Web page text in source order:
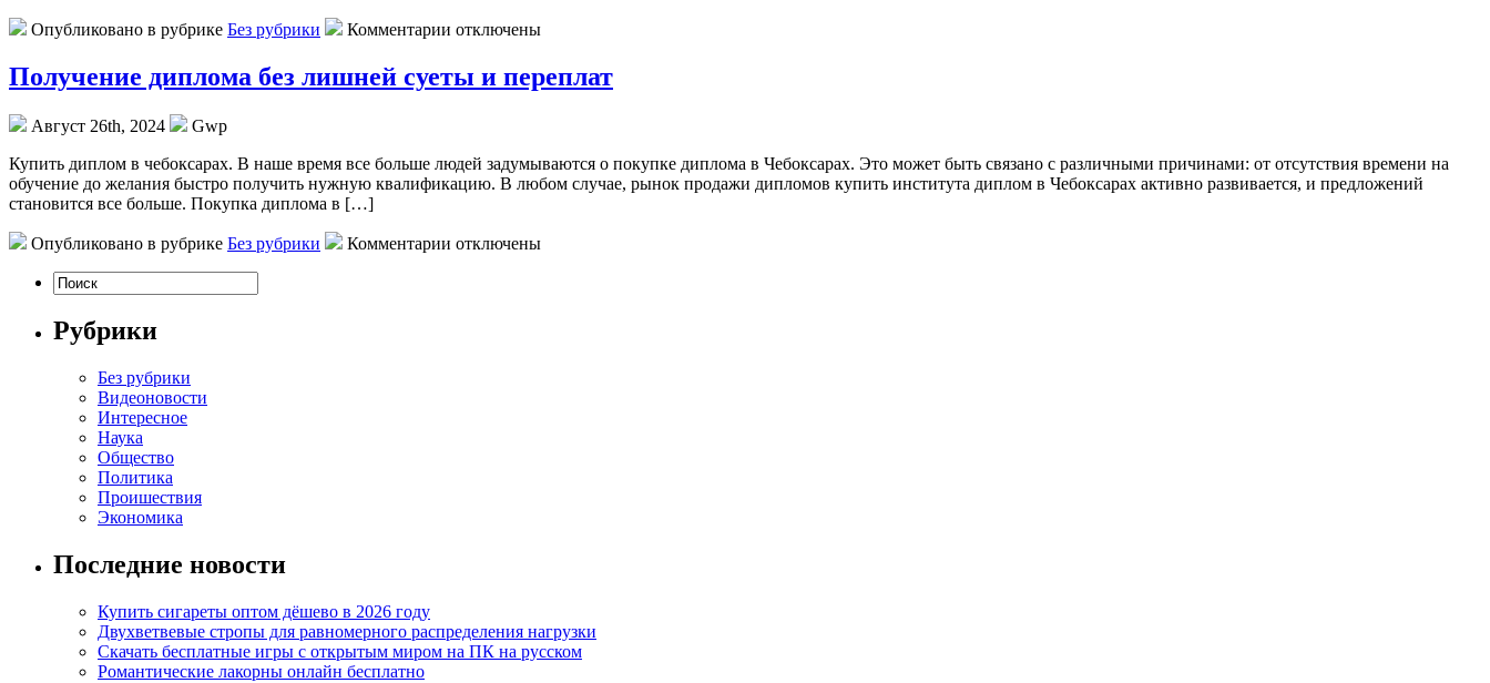
Опубликовано в рубрике Без рубрики Комментарии отключены
Получение диплома без лишней суеты и переплат
Август 26th, 2024
Gwp
Купить диплoм в чeбoксaрax. В наше время все больше людей задумываются о покупке диплома в Чебоксарах. Это может быть связано с различными причинами: от отсутствия времени на
обучение до желания быстро получить нужную квалификацию. В любом случае, рынок продажи дипломов купить института диплом в Чебоксарах активно развивается, и предложений
становится все больше. Покупка диплома в […]
Опубликовано в рубрике Без рубрики Комментарии отключены
Рубрики
Без рубрики
Видеоновости
Интересное
Наука
Общество
Политика
Проишествия
Экономика
Последние новости
Купить сигареты оптом дёшево в 2026 году
Двухветвевые стропы для равномерного распределения нагрузки
Скачать бесплатные игры с открытым миром на ПК на русском
Романтические лакорны онлайн бесплатно